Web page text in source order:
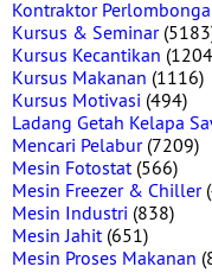
Kontraktor
Kursus & Seminar
Kursus Kecantikan
Kursus Makanan (1116)
Kursus Motivasi (494)
Ladang Getah Kelapa
Mencari Pelabur(7209)
Mesin Fotostat(566)
Mesin Freezer & Chiller
Mesin Industri (838)
Mesin Jahit(651)
Mesin Proses Makanan